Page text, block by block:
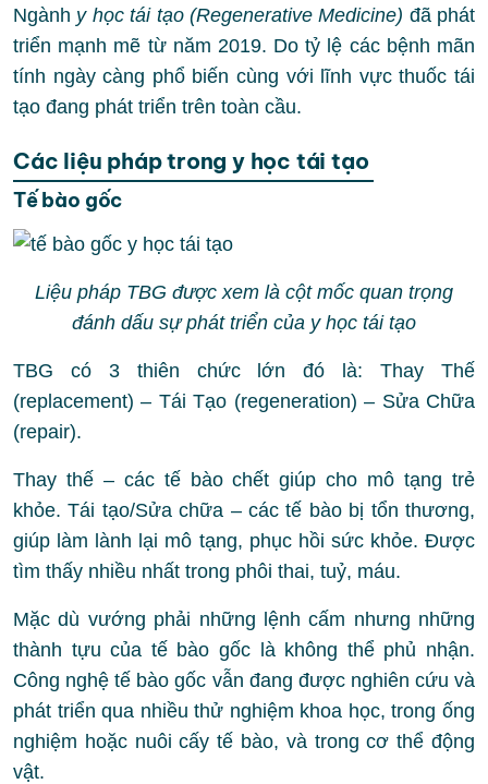
Ngành y học tái tạo (Regenerative Medicine) đã phát
triển mạnh mẽ từ năm 2019. Do tỷ lệ các bệnh mãn
tính ngày càng phổ biến cùng với lĩnh vực thuốc tái
tạo đang phát triển trên toàn cầu.
Các liệu pháp trong y học tái tạo
Tế bào gốc
Liệu pháp TBG được xem là cột mốc quan trọng
đánh dấu sự phát triển của y học tái tạo
TBG có 3 thiên chức lớn đó là: Thay Thế
(replacement) – Tái Tạo (regeneration) – Sửa Chữa
(repair).
Thay thế – các tế bào chết giúp cho mô tạng trẻ
khỏe. Tái tạo/Sửa chữa – các tế bào bị tổn thương,
giúp làm lành lại mô tạng, phục hồi sức khỏe. Được
tìm thấy nhiều nhất trong phôi thai, tuỷ, máu.
Mặc dù vướng phải những lệnh cấm nhưng những
thành tựu của tế bào gốc là không thể phủ nhận.
Công nghệ tế bào gốc vẫn đang được nghiên cứu và
phát triển qua nhiều thử nghiệm khoa học, trong ống
nghiệm hoặc nuôi cấy tế bào, và trong cơ thể động
vật.